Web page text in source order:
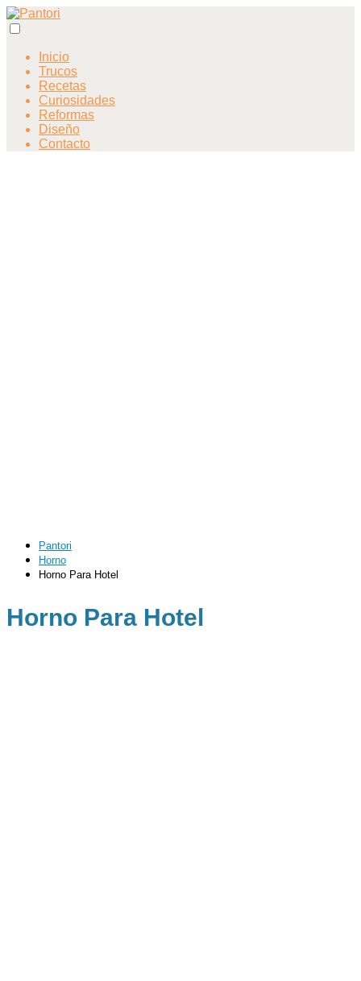
Inicio
Trucos
Recetas
Curiosidades
Reformas
Diseño
Contacto
Pantori
Horno
Horno Para Hotel
Horno Para Hotel